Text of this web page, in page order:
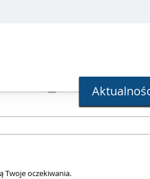
Twoje oczekiwania.